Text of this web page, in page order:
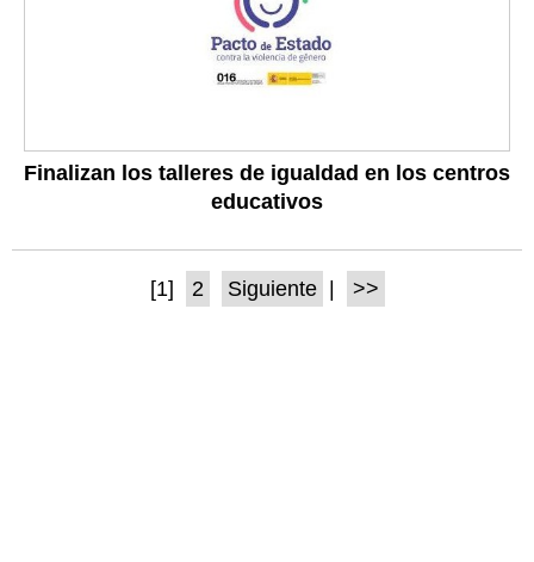
Finalizan los talleres de igualdad en los centros
educativos
[1] 2 Siguiente >>